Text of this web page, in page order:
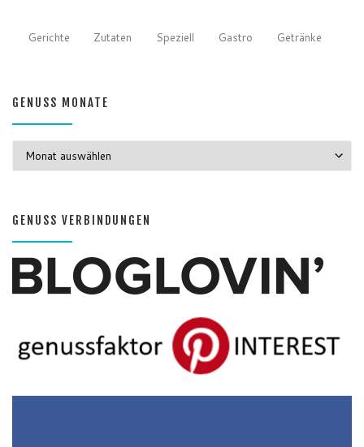
Gerichte Zutaten Speziell Gastro Getränke
GENUSS MONATE
GENUSS VERBINDUNGEN